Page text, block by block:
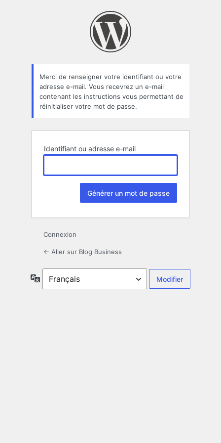
oublié
Merci de renseigner votre identifiant ou votre
adresse e-mail. Vous recevrez un e-mail
contenant les instructions vous permettant de
réinitialiser votre mot de passe.
Identifiant ou adresse e-mail
Connexion
← Aller sur Blog Business
Langue